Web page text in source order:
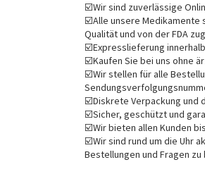
☑️Wir sind zuverlässige
☑️Alle unsere Medikamente
Qualität und von der FDA
☑️Expresslieferung
☑️Kaufen Sie bei uns ohne
☑️Wir stellen für alle
☑️Diskrete Verpackung
☑️Sicher, geschützt und
☑️Wir bieten allen Kunden
☑️Wir sind rund um die Uhr
Bestellungen und Fragen